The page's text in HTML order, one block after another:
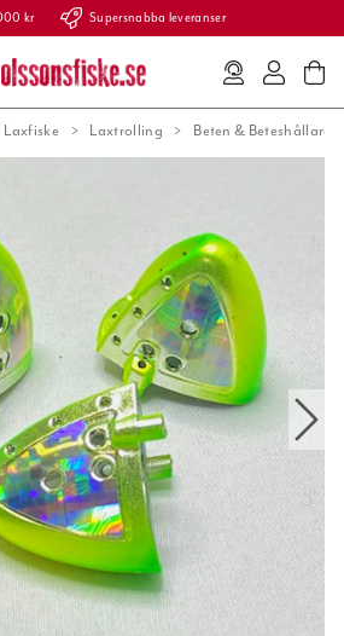
kr Supersnabba leveranser
Laxfiske Laxtrolling Beten & Beteshållare